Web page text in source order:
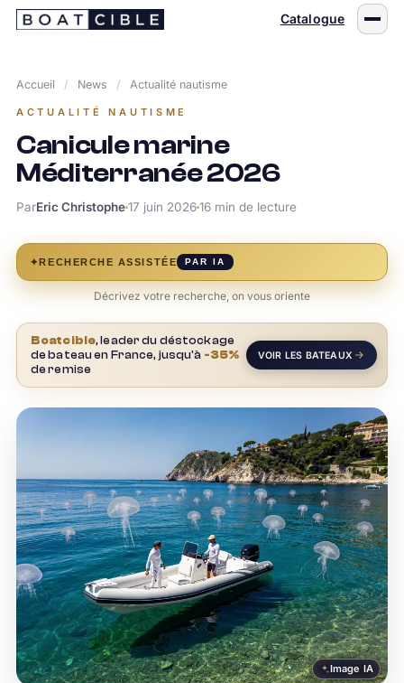
Passer
Catalogue
Accueil / News / Actualité nautisme
ACTUALITÉ NAUTISME
Canicule marine
Méditerranée 2026
ParEric Christophe17 juin 202616 min de lecture
✦RECHERCHE ASSISTÉE PAR IA
Décrivez votre recherche, on vous oriente
Boatcible, leader du déstockage
de bateau en France, jusqu'à -35%
de remise
VOIR LES BATEAUX
Image IA